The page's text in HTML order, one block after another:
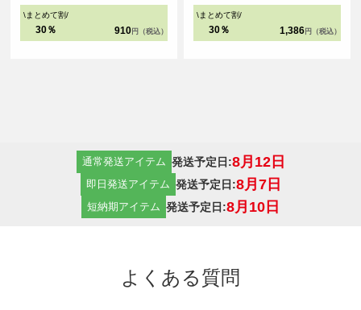
\まとめて割/
30％ 910 円（税込）
\まとめて割/
30％ 1,386 円（税込）
通常発送アイテム 発送予定日:8月12日
即日発送アイテム 発送予定日:8月7日
短納期アイテム 発送予定日:8月10日
よくある質問